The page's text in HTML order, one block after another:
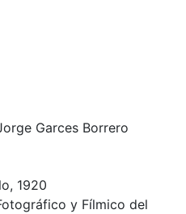
Garces Borrero
1920
y Fílmico del